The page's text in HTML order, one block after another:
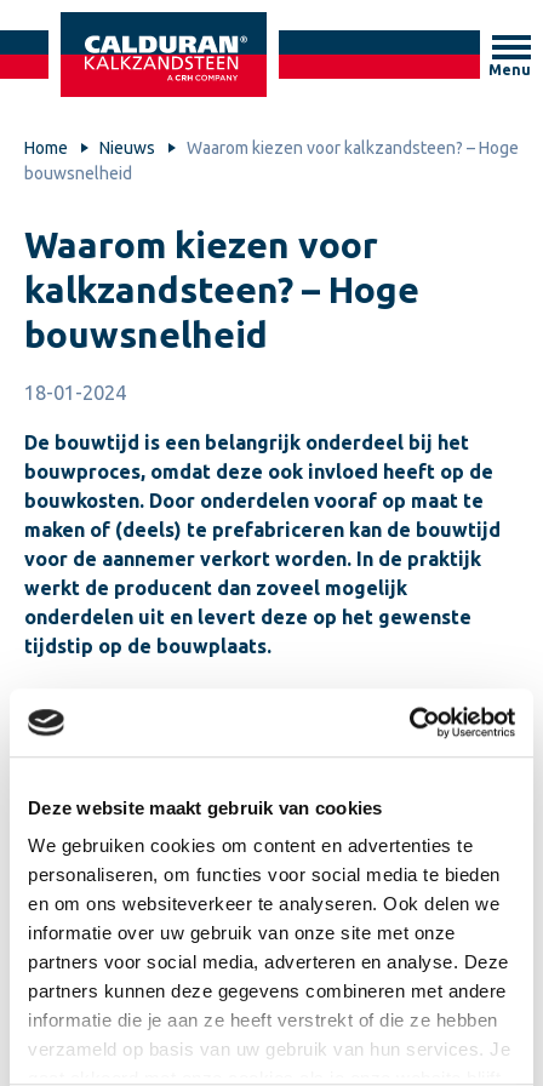
Deze website maakt gebruik van cookies
We gebruiken cookies om content en advertenties te
personaliseren, om functies voor social media te bieden
en om ons websiteverkeer te analyseren. Ook delen we
informatie over uw gebruik van onze site met onze
partners voor social media, adverteren en analyse. Deze
partners kunnen deze gegevens combineren met andere
informatie die je aan ze heeft verstrekt of die ze hebben
verzameld op basis van uw gebruik van hun services. Je
Menu
Home Nieuws
Waarom kiezen voor kalkzandsteen? – Hoge
bouwsnelheid
Waarom kiezen voor
kalkzandsteen? – Hoge
bouwsnelheid
18-01-2024
De bouwtijd is een belangrijk onderdeel bij het
bouwproces, omdat deze ook invloed heeft op de
bouwkosten. Door onderdelen vooraf op maat te
maken of (deels) te prefabriceren kan de bouwtijd
voor de aannemer verkort worden. In de praktijk
werkt de producent dan zoveel mogelijk
onderdelen uit en levert deze op het gewenste
tijdstip op de bouwplaats.
Bij het Calduran kalkzandsteen elementensysteem
worden wanden vooraf uitgetekend, bijbehorende
op de juiste maat gezaagd en voorzien van een unieke
bouwplaats aangeleverd, inclusief benodigde
kimblokken, mortels en ankers. De gespecialiseerde
kalkzandsteenlijmer kan dan, aan de hand van de
wanduitslagen, waarin alle coderingen staan vermeld,
de elementen op elkaar lijmen. Een team van 2 lijmers
kan dan 80 tot 100 m 2wand op een dag lijmen. Bij
projecten met hoge tijdsdruk kan (soms tijdelijk) een
tweede of zelfs een derde lijmploeg worden ingezet